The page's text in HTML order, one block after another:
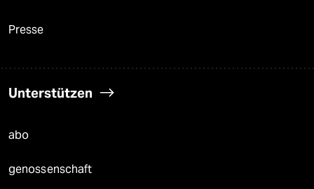
Presse
Unterstützen
abo
genossenschaft